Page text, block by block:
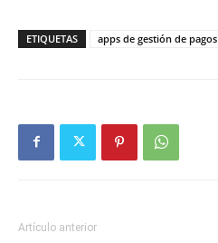
ETIQUETAS apps de gestión de pagos
Artículo anterior